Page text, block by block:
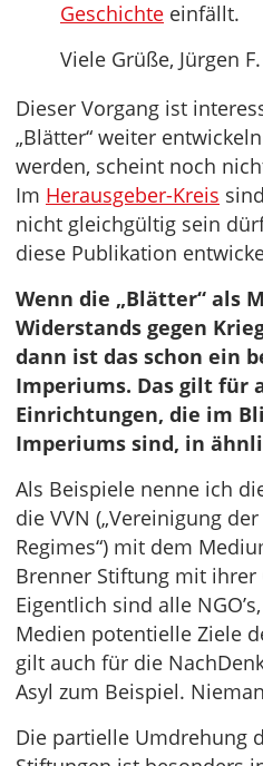
Geschichte einfällt.
Viele Grüße, Jürgen F.
Dieser Vorgang ist
„Blätter“ weiter
werden, scheint noch
Im Herausgeber-Kreis
nicht gleichgültig sein
diese Publikation
Wenn die „Blätter“ als
Widerstands gegen
dann ist das schon ein
Imperiums. Das gilt für
Einrichtungen, die im
Imperiums sind, in
Als Beispiele nenne ich
die VVN („Vereinigung
Regimes“) mit dem
Brenner Stiftung mit
Eigentlich sind alle
Medien potentielle Ziele
gilt auch für die
Asyl zum Beispiel.
Die partielle Umdrehung